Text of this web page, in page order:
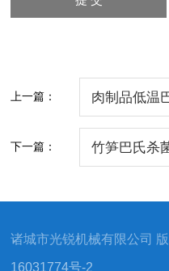
上一篇： 肉制品低温
下一篇： 竹笋巴氏杀
诸城市光锐机械有限公司
16031774号-2